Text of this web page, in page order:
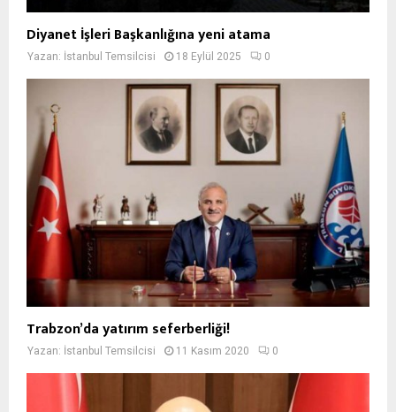
Diyanet İşleri Başkanlığına yeni atama
Yazan: İstanbul Temsilcisi 18 Eylül 2025 0
Trabzon’da yatırım seferberliği!
Yazan: İstanbul Temsilcisi 11 Kasım 2020 0